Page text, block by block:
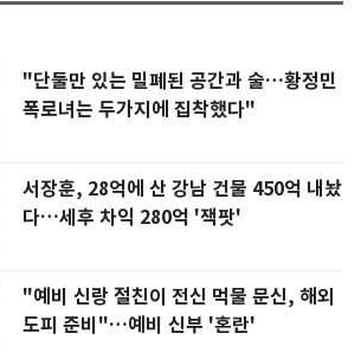
"단둘만 있는 밀폐된 공간과 술…황정민
폭로녀는 두가지에 집착했다"
서장훈, 28억에 산 강남 건물 450억 내놨
다…세후 차익 280억 '잭팟'
"예비 신랑 절친이 전신 먹물 문신, 해외
도피 준비"…예비 신부 '혼란'